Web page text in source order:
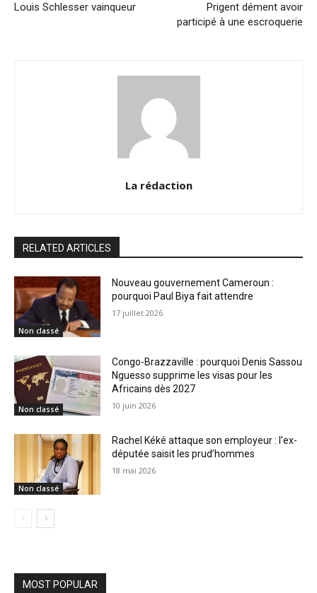
Louis Schlesser vainqueur
Prigent dément avoir
participé à une escroquerie
La rédaction
RELATED ARTICLES
Non classé
Nouveau gouvernement Cameroun :
pourquoi Paul Biya fait attendre
17 juillet 2026
Non classé
Congo-Brazzaville : pourquoi Denis Sassou
Nguesso supprime les visas pour les
Africains dès 2027
10 juin 2026
Non classé
Rachel Kéké attaque son employeur : l’ex-
députée saisit les prud’hommes
18 mai 2026
MOST POPULAR